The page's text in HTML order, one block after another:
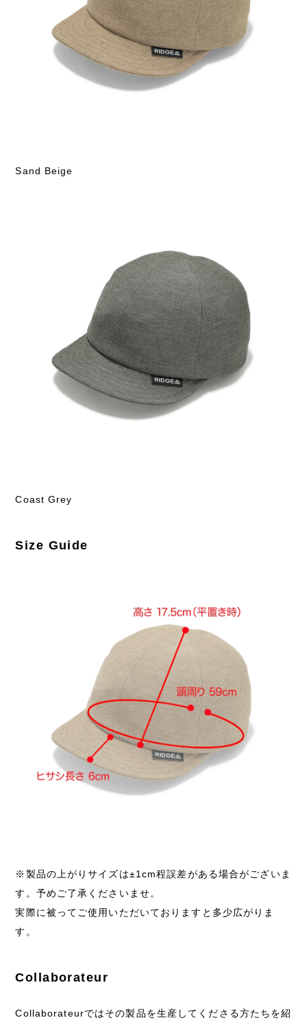
Sand Beige
Coast Grey
Size Guide
※製品の上がりサイズは±1cm程誤差がある場合がございま
す。予めご了承くださいませ。
実際に被ってご使用いただいておりますと多少広がりま
す。
Collaborateur
Collaborateurではその製品を生産してくださる方たちを紹